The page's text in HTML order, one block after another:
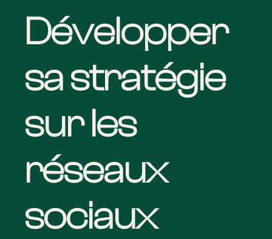
Développer
sa stratégie
sur les
réseaux
sociaux